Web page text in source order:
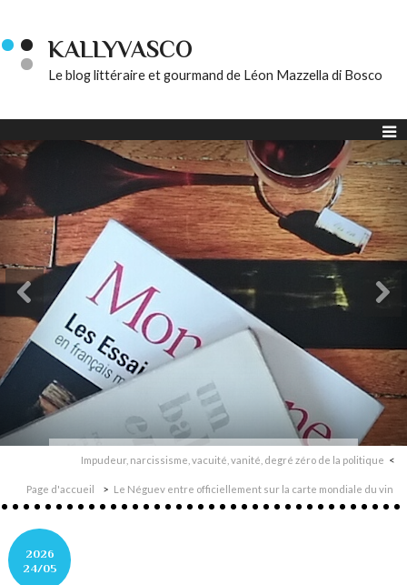
KALLYVASCO
Le blog littéraire et gourmand de Léon Mazzella di Bosco
Impudeur, narcissisme, vacuité, vanité, degré zéro de la politique
Page d'accueil Le Néguev entre officiellement sur la carte mondiale du vin
2026
24/05